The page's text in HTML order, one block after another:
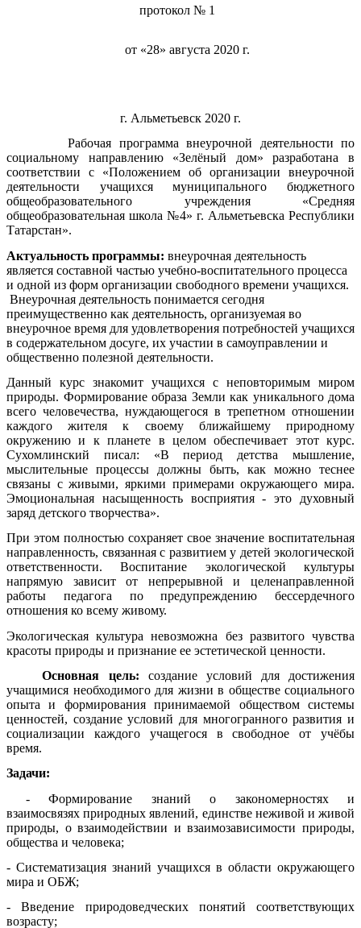
протокол № 1
от «28» августа 2020 г.
г. Альметьевск 2020 г.
Рабочая программа внеурочной деятельности по
социальному направлению «Зелёный дом» разработана в
соответствии с «Положением об организации внеурочной
деятельности учащихся муниципального бюджетного
общеобразовательного учреждения «Средняя
общеобразовательная школа №4» г. Альметьевска Республики
Татарстан».
Актуальность программы: внеурочная деятельность
является составной частью учебно-воспитательного процесса
и одной из форм организации свободного времени учащихся.
Внеурочная деятельность понимается сегодня
преимущественно как деятельность, организуемая во
внеурочное время для удовлетворения потребностей учащихся
в содержательном досуге, их участии в самоуправлении и
общественно полезной деятельности.
Данный курс знакомит учащихся с неповторимым миром
природы. Формирование образа Земли как уникального дома
всего человечества, нуждающегося в трепетном отношении
каждого жителя к своему ближайшему природному
окружению и к планете в целом обеспечивает этот курс.
Сухомлинский писал: «В период детства мышление,
мыслительные процессы должны быть, как можно теснее
связаны с живыми, яркими примерами окружающего мира.
Эмоциональная насыщенность восприятия - это духовный
заряд детского творчества».
При этом полностью сохраняет свое значение воспитательная
направленность, связанная с развитием у детей экологической
ответственности. Воспитание экологической культуры
напрямую зависит от непрерывной и целенаправленной
работы педагога по предупреждению бессердечного
отношения ко всему живому.
Экологическая культура невозможна без развитого чувства
красоты природы и признание ее эстетической ценности.
Основная цель: создание
условий для достижения
учащимися необходимого для жизни в обществе социального
опыта и формирования принимаемой обществом системы
ценностей, создание условий для многогранного развития и
социализации каждого учащегося в свободное от учёбы
время.
Задачи:
- Формирование знаний о закономерностях и
взаимосвязях природных явлений, единстве неживой и живой
природы, о взаимодействии и взаимозависимости природы,
общества и человека;
- Систематизация знаний учащихся в области окружающего
мира и ОБЖ;
- Введение природоведческих понятий соответствующих
возрасту;